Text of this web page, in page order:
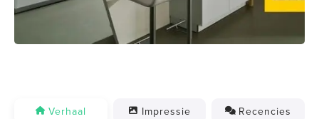
Verhaal Impressie Recencies